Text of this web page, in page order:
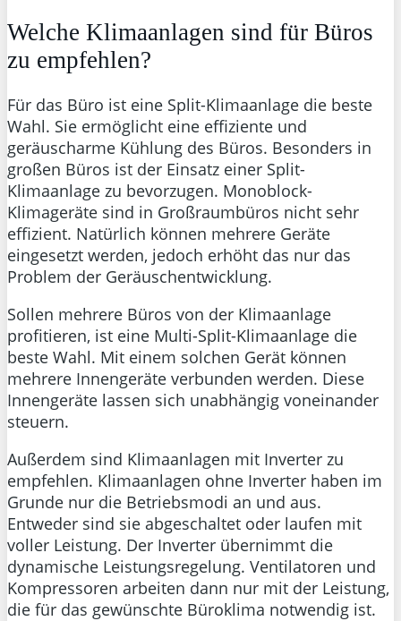
Welche Klimaanlagen sind für Büros
zu empfehlen?
Für das Büro ist eine Split-Klimaanlage die beste
Wahl. Sie ermöglicht eine effiziente und
geräuscharme Kühlung des Büros. Besonders in
großen Büros ist der Einsatz einer Split-
Klimaanlage zu bevorzugen. Monoblock-
Klimageräte sind in Großraumbüros nicht sehr
effizient. Natürlich können mehrere Geräte
eingesetzt werden, jedoch erhöht das nur das
Problem der Geräuschentwicklung.
Sollen mehrere Büros von der Klimaanlage
profitieren, ist eine Multi-Split-Klimaanlage die
beste Wahl. Mit einem solchen Gerät können
mehrere Innengeräte verbunden werden. Diese
Innengeräte lassen sich unabhängig voneinander
steuern.
Außerdem sind Klimaanlagen mit Inverter zu
empfehlen. Klimaanlagen ohne Inverter haben im
Grunde nur die Betriebsmodi an und aus.
Entweder sind sie abgeschaltet oder laufen mit
voller Leistung. Der Inverter übernimmt die
dynamische Leistungsregelung. Ventilatoren und
Kompressoren arbeiten dann nur mit der Leistung,
die für das gewünschte Büroklima notwendig ist.